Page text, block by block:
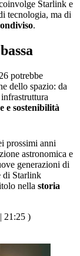
Starlink e
tecnologia, ma di
.
potrebbe
dello spazio: da
e sostenibilità
prossimi anni
astronomica e
generazioni di
di Starlink
nella storia
21:25 )